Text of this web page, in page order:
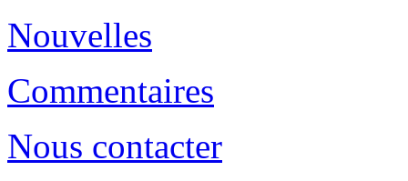
Nouvelles
Commentaires
Nous contacter